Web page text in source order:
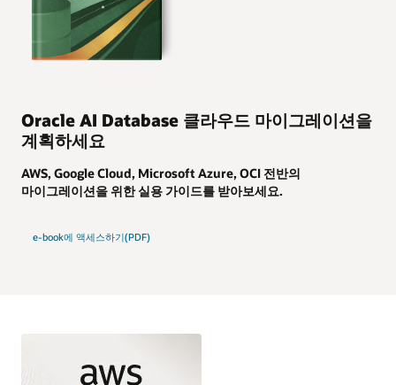
Oracle AI Database 클라우드 마이그레이션을
계획하세요
AWS, Google Cloud, Microsoft Azure, OCI 전반의
마이그레이션을 위한 실용 가이드를 받아보세요.
e-book에 액세스하기(PDF)